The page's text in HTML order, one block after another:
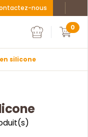
nous
chefs
Mon compte
Mon
0
silicone